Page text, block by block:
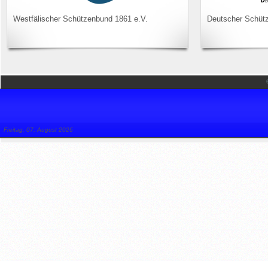
Westfälischer Schützenbund 1861 e.V. Deutscher
Freitag, 07. August 2026